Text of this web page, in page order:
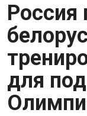
для